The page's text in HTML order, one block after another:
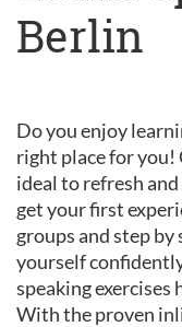
Berlin
Do you enjoy
right place for you!
ideal to refresh
get your first
groups and step
yourself
speaking exercises
With the proven